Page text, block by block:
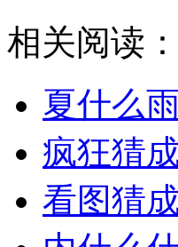
相关阅读：
夏什么
疯狂猜
看图猜